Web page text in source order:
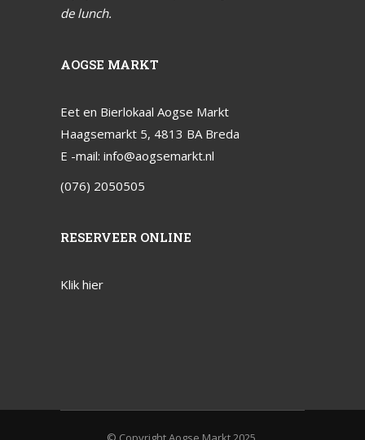
de lunch.
AOGSE MARKT
Eet en Bierlokaal Aogse Markt
Haagsemarkt 5, 4813 BA Breda
E -mail: info@aogsemarkt.nl
(076) 2050505
RESERVEER ONLINE
Klik hier